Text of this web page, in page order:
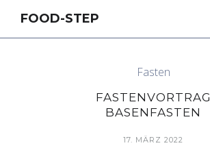
FOOD-STEP
Fasten
FASTENVORTRAG
BASENFASTEN
17. MÄRZ 2022